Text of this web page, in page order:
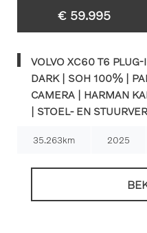
€ 59.995
VOLVO XC60 T6
DARK | SOH 100% |
CAMERA | HARMAN
| STOEL- EN
35.263km 2025